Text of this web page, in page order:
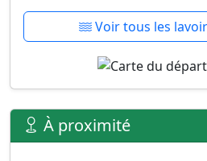
Voir tous les
À proximité